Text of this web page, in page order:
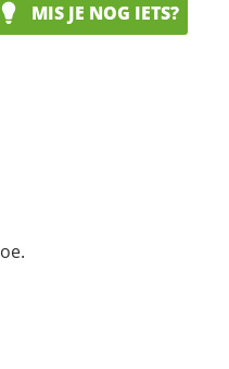
MIS JE NOG IETS?